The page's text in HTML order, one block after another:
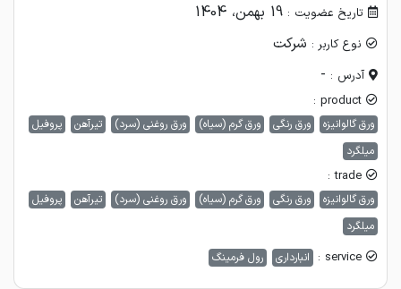
تاریخ عضویت : 19 بهمن، 1404
نوع کاربر : شرکت
آدرس : -
product :
ورق گالوانیزه ورق رنگی ورق گرم (سیاه) ورق روغنی (سرد) تیرآهن
پروفیل
میلگرد
trade :
ورق گالوانیزه ورق رنگی ورق گرم (سیاه) ورق روغنی (سرد) تیرآهن
پروفیل
میلگرد
service : انبارداری رول فرمینگ